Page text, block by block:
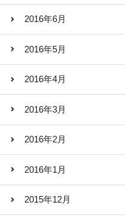
2016年6月
2016年5月
2016年4月
2016年3月
2016年2月
2016年1月
2015年12月